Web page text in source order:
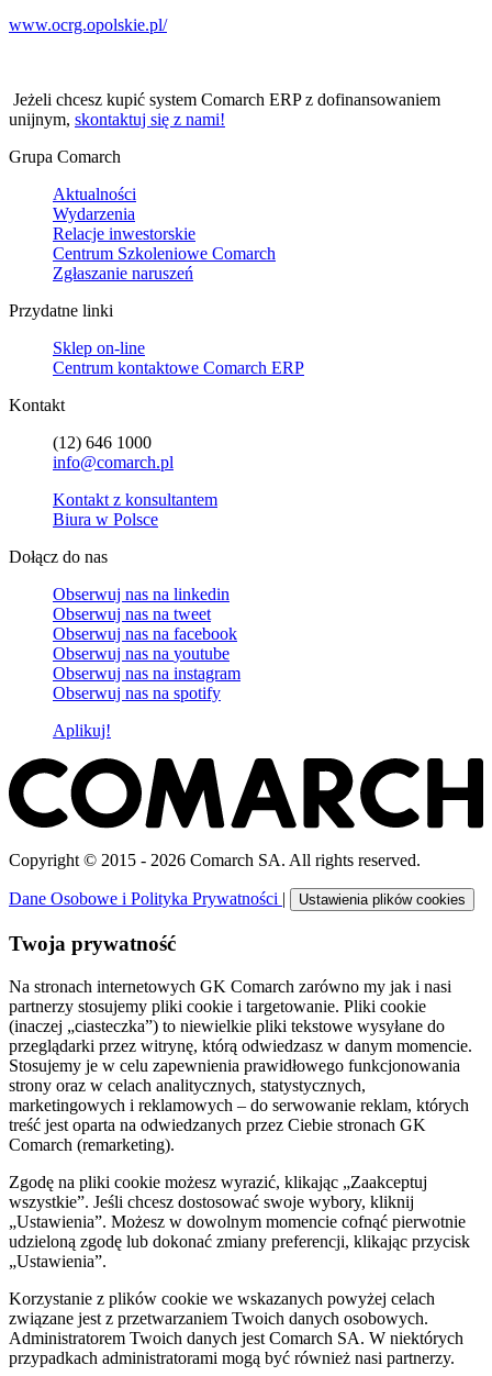
www.ocrg.opolskie.pl/
Jeżeli chcesz kupić system Comarch ERP z dofinansowaniem
unijnym, skontaktuj się z nami!
Grupa Comarch
Aktualności
Wydarzenia
Relacje inwestorskie
Centrum Szkoleniowe Comarch
Zgłaszanie naruszeń
Przydatne linki
Sklep on-line
Centrum kontaktowe Comarch ERP
Kontakt
(12) 646 1000
info@comarch.pl
Kontakt z konsultantem
Biura w Polsce
Dołącz do nas
Obserwuj nas na linkedin
Obserwuj nas na tweet
Obserwuj nas na facebook
Obserwuj nas na youtube
Obserwuj nas na instagram
Obserwuj nas na spotify
Aplikuj!
Copyright © 2015 - 2026 Comarch SA. All rights reserved.
Dane Osobowe i Polityka Prywatności | Ustawienia plików cookies
Twoja prywatność
Na stronach internetowych GK Comarch zarówno my jak i nasi
partnerzy stosujemy pliki cookie i targetowanie. Pliki cookie
(inaczej „ciasteczka”) to niewielkie pliki tekstowe wysyłane do
przeglądarki przez witrynę, którą odwiedzasz w danym momencie.
Stosujemy je w celu zapewnienia prawidłowego funkcjonowania
strony oraz w celach analitycznych, statystycznych,
marketingowych i reklamowych – do serwowanie reklam, których
treść jest oparta na odwiedzanych przez Ciebie stronach GK
Comarch (remarketing).
Zgodę na pliki cookie możesz wyrazić, klikając „Zaakceptuj
wszystkie”. Jeśli chcesz dostosować swoje wybory, kliknij
„Ustawienia”. Możesz w dowolnym momencie cofnąć pierwotnie
udzieloną zgodę lub dokonać zmiany preferencji, klikając przycisk
„Ustawienia”.
Korzystanie z plików cookie we wskazanych powyżej celach
związane jest z przetwarzaniem Twoich danych osobowych.
Administratorem Twoich danych jest Comarch SA. W niektórych
przypadkach administratorami mogą być również nasi partnerzy.